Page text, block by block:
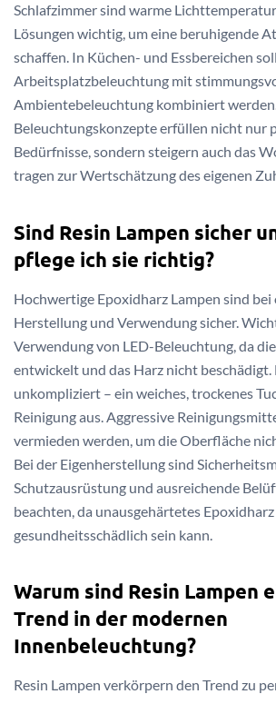
Schlafzimmer sind warme
Lösungen wichtig, um eine beruhigende
schaffen. In Küchen- und Essbereichen
Arbeitsplatzbeleuchtung mit
Ambientebeleuchtung kombiniert
Beleuchtungskonzepte erfüllen nicht nur
Bedürfnisse, sondern steigern auch das
tragen zur Wertschätzung des eigenen
Sind Resin Lampen sicher
pflege ich sie richtig?
Hochwertige Epoxidharz Lampen sind
Herstellung und Verwendung sicher.
Verwendung von LED-Beleuchtung, da
entwickelt und das Harz nicht beschädigt.
unkompliziert – ein weiches, trockenes
Reinigung aus. Aggressive
vermieden werden, um die Oberfläche
Bei der Eigenherstellung sind
Schutzausrüstung und ausreichende
beachten, da unausgehärtetes Epoxidharz
gesundheitsschädlich sein kann.
Warum sind Resin Lampen
Trend in der modernen
Innenbeleuchtung?
Resin Lampen verkörpern den Trend zu